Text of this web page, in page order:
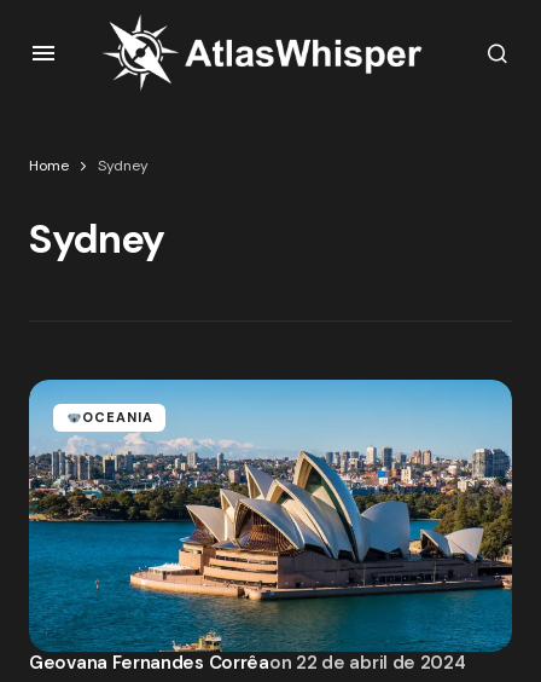
Home Sydney
Sydney
OCEANIA
Geovana Fernandes Corrêaon 22 de abril de 2024